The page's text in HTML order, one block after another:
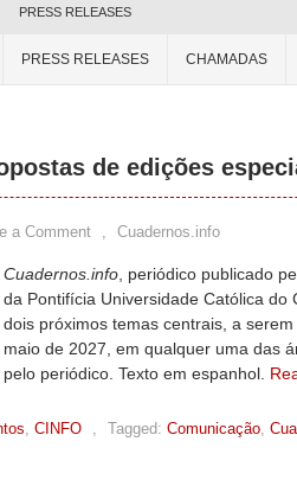
PRESS RELEASES
PRESS RELEASES CHAMADAS
de edições
a Comment , Cuadernos.info
Cuadernos.info , periódico publicado
da Pontifícia Universidade Católica do
dois próximos temas centrais, a
maio de 2027, em qualquer uma das
pelo periódico. Texto em espanhol.
, CINFO , Tagged: Comunicação,